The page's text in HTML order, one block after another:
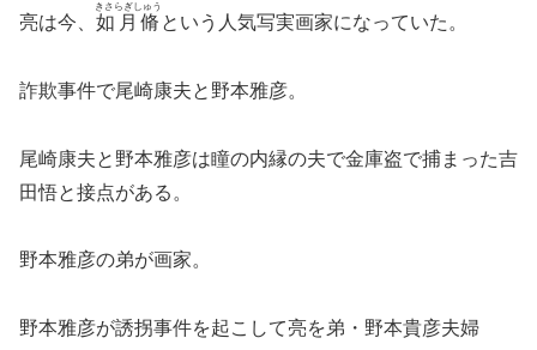
亮は今、 如月脩
きさらぎしゅう
という人気写実画家になっていた。
詐欺事件で尾崎康夫と野本雅彦。
尾崎康夫と野本雅彦は瞳の内縁の夫で金庫盗で捕まった吉
田悟と接点がある。
野本雅彦の弟が画家。
野本雅彦が誘拐事件を起こして亮を弟・野本貴彦夫婦